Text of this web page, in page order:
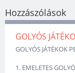
Hozzászólások
GOLYÓS
GOLYÓS JÁTÉKOK
1. EMELETES